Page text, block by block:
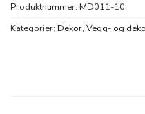
Produktnummer: MD011-10
Kategorier: Dekor, Vegg- og